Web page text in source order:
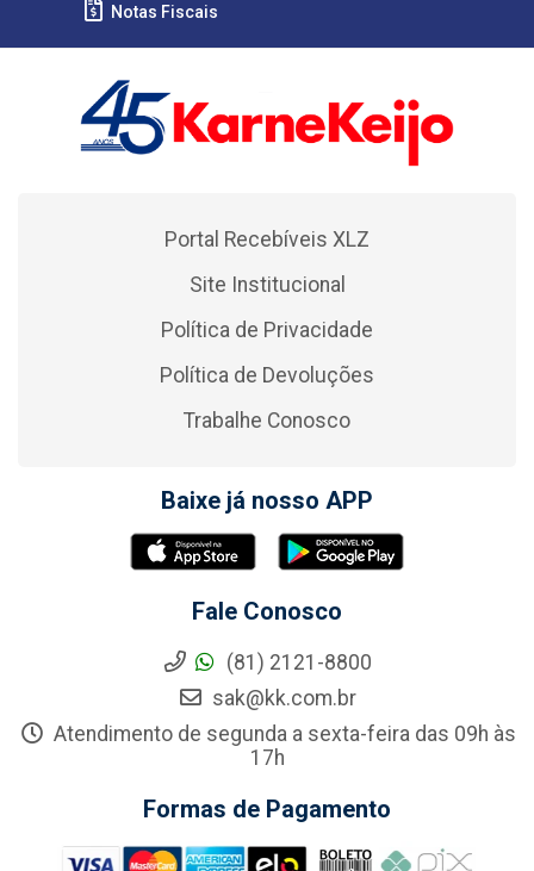
Notas Fiscais
Portal Recebíveis XLZ
Site Institucional
Política de Privacidade
Política de Devoluções
Trabalhe Conosco
Baixe já nosso APP
Fale Conosco
(81) 2121-8800
sak@kk.com.br
Atendimento de segunda a sexta-feira das 09h às
17h
Formas de Pagamento